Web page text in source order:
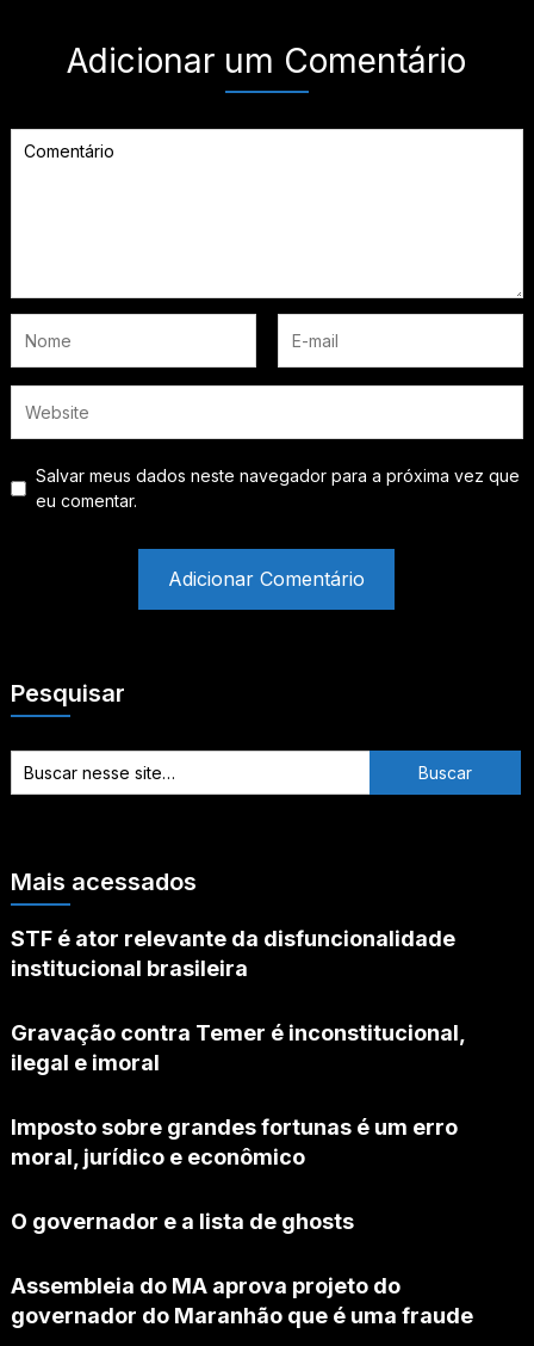
Adicionar um Comentário
Salvar meus dados neste navegador para a próxima vez que
eu comentar.
Pesquisar
Mais acessados
STF é ator relevante da disfuncionalidade
institucional brasileira
Gravação contra Temer é inconstitucional,
ilegal e imoral
Imposto sobre grandes fortunas é um erro
moral, jurídico e econômico
O governador e a lista de ghosts
Assembleia do MA aprova projeto do
governador do Maranhão que é uma fraude